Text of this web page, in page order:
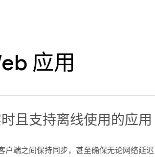
应用
且支持离线使用的应用
户端之间保持同步，甚至确保无论网络延迟